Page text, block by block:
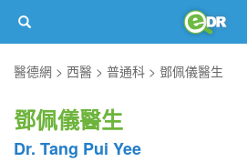
醫德網
西醫 普通科 鄧佩儀醫生
鄧佩儀醫生
Dr. Tang Pui Yee